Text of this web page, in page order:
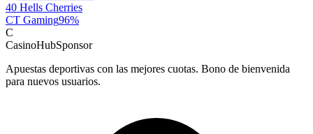
40 Hells Cherries
CT Gaming96%
C
CasinoHubSponsor
Apuestas deportivas con las mejores cuotas. Bono de bienvenida
para nuevos usuarios.